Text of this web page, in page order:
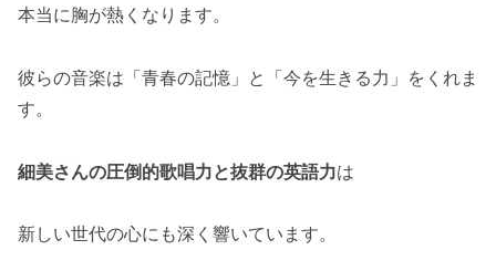
本当に胸が熱くなります。
彼らの音楽は「青春の記憶」と「今を生きる力」をくれま
す。
細美さんの圧倒的歌唱力と抜群の英語力は
新しい世代の心にも深く響いています。